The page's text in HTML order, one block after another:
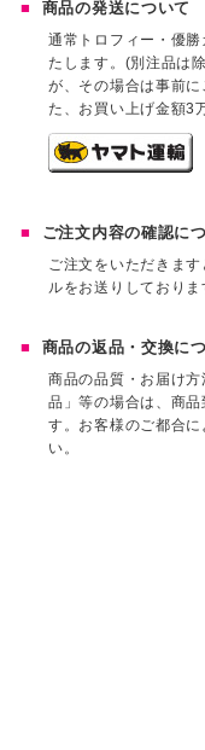
商品の発送について
通常トロフィー・優
たします。(別注品は
が、その場合は事前
た、お買い上げ金額3
ご注文内容の確認に
ご注文をいただきま
ルをお送りしておりま
商品の返品・交換に
商品の品質・お届け
品」等の場合は、商
す。お客様のご都合
い。